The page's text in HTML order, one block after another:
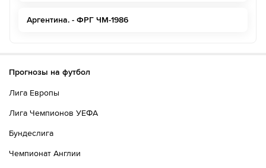
Аргентина. - ФРГ ЧМ-1986
Прогнозы на футбол
Лига Европы
Лига Чемпионов УЕФА
Бундеслига
Чемпионат Англии